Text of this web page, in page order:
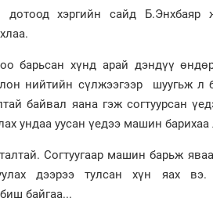
дотоод хэргийн сайд Б.Энхбаяр
барьсан хүнд арай дэндүү
нийтийн сүлжээгээр шуугьж л
байвал яана гэж согтуурсан
ундаа уусан үедээ машин
Согтуугаар машин барьж
дээрээ тулсан хүн яах
байгаа...